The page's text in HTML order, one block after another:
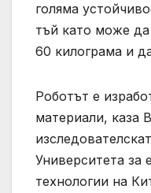
голяма
тъй като може
60 килограма и
Роботът е
материали, каза
Университета за
технологии на